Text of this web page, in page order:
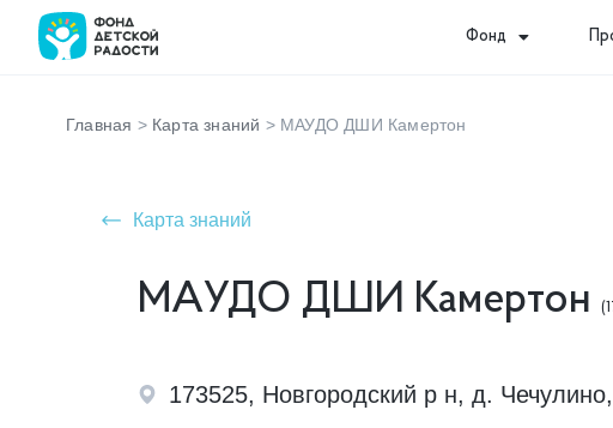
Фонд
Главная > Карта знаний > МАУДО ДШИ Камертон
Карта знаний
МАУДО ДШИ Камертон
173525, Новгородский р н, д.